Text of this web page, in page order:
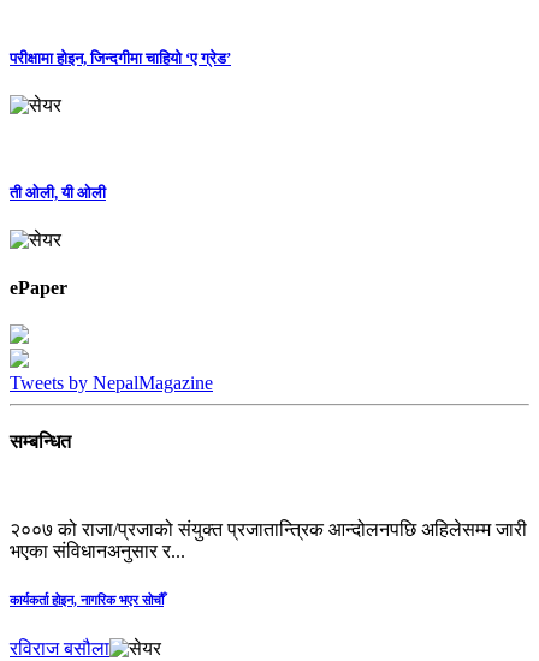
परीक्षामा होइन, जिन्दगीमा चाहियो ‘ए ग्रेड’
ती ओली, यी ओली
ePaper
Tweets by NepalMagazine
सम्बन्धित
२००७ को राजा/प्रजाको संयुक्त प्रजातान्त्रिक आन्दोलनपछि अहिलेसम्म जारी
भएका संविधानअनुसार र...
कार्यकर्ता होइन, नागरिक भएर सोचौँ
रविराज बसौला